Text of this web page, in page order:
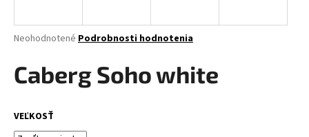
Priemerné
produktu
je
5
hviezdičiek.
Neohodnotené Podrobnosti hodnotenia
Caberg Soho white
VEĽKOSŤ
j
ť
?